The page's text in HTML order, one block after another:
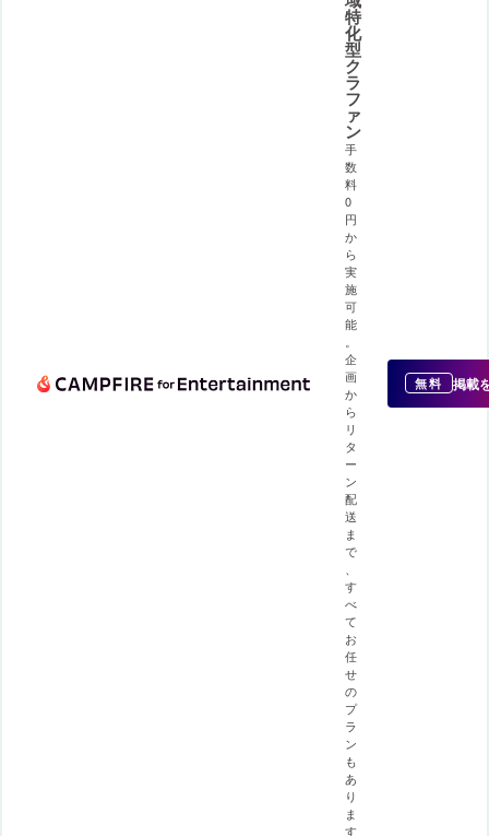
特
化
型
ク
ラ
フ
ァ
ン
手
数
料
0
円
か
ら
実
施
可
能
企
画
か
ら
リ
タ
ー
ン
配
送
ま
で
す
べ
て
お
任
せ
の
プ
ラ
ン
も
あ
り
ま
す
無料 掲載